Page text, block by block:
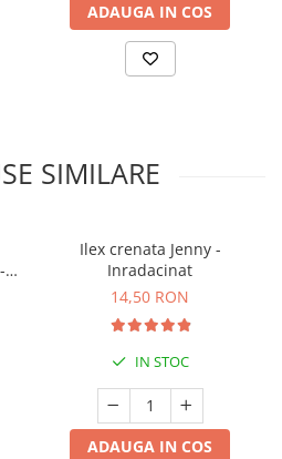
ADAUGA IN COS
SIMILARE
Ilex crenata Jenny -
Inradacinat
14,50 RON
IN STOC
ADAUGA IN COS